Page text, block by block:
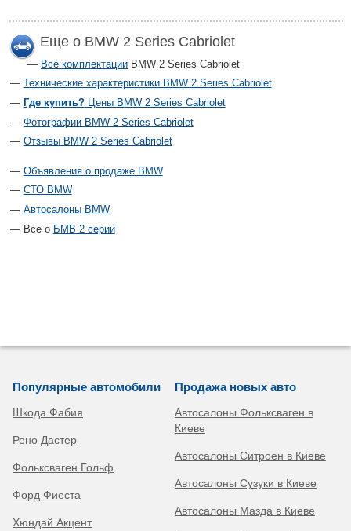
Еще о BMW 2 Series Cabriolet
Все комплектации BMW 2 Series Cabriolet
Технические характеристики BMW 2 Series Cabriolet
Где купить?Цены BMW 2 Series Cabriolet
Фотографии BMW 2 Series Cabriolet
Отзывы BMW 2 Series Cabriolet
Объявления о продаже BMW
СТО BMW
Автосалоны BMW
Все о БМВ 2 серии
Популярные автомобили
Шкода Фабия
Рено Дастер
Фольксваген Гольф
Форд Фиеста
Хюндай Акцент
Продажа новых авто
Автосалоны Фольксваген в
Киеве
Автосалоны Ситроен в Киеве
Автосалоны Сузуки в Киеве
Автосалоны Мазда в Киеве